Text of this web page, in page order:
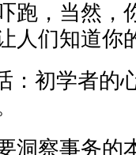
跑，当然，
人们知道你
初学者的
察事务的